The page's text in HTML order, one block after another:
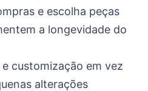
e escolha peças
a longevidade do
customização em vez
alterações